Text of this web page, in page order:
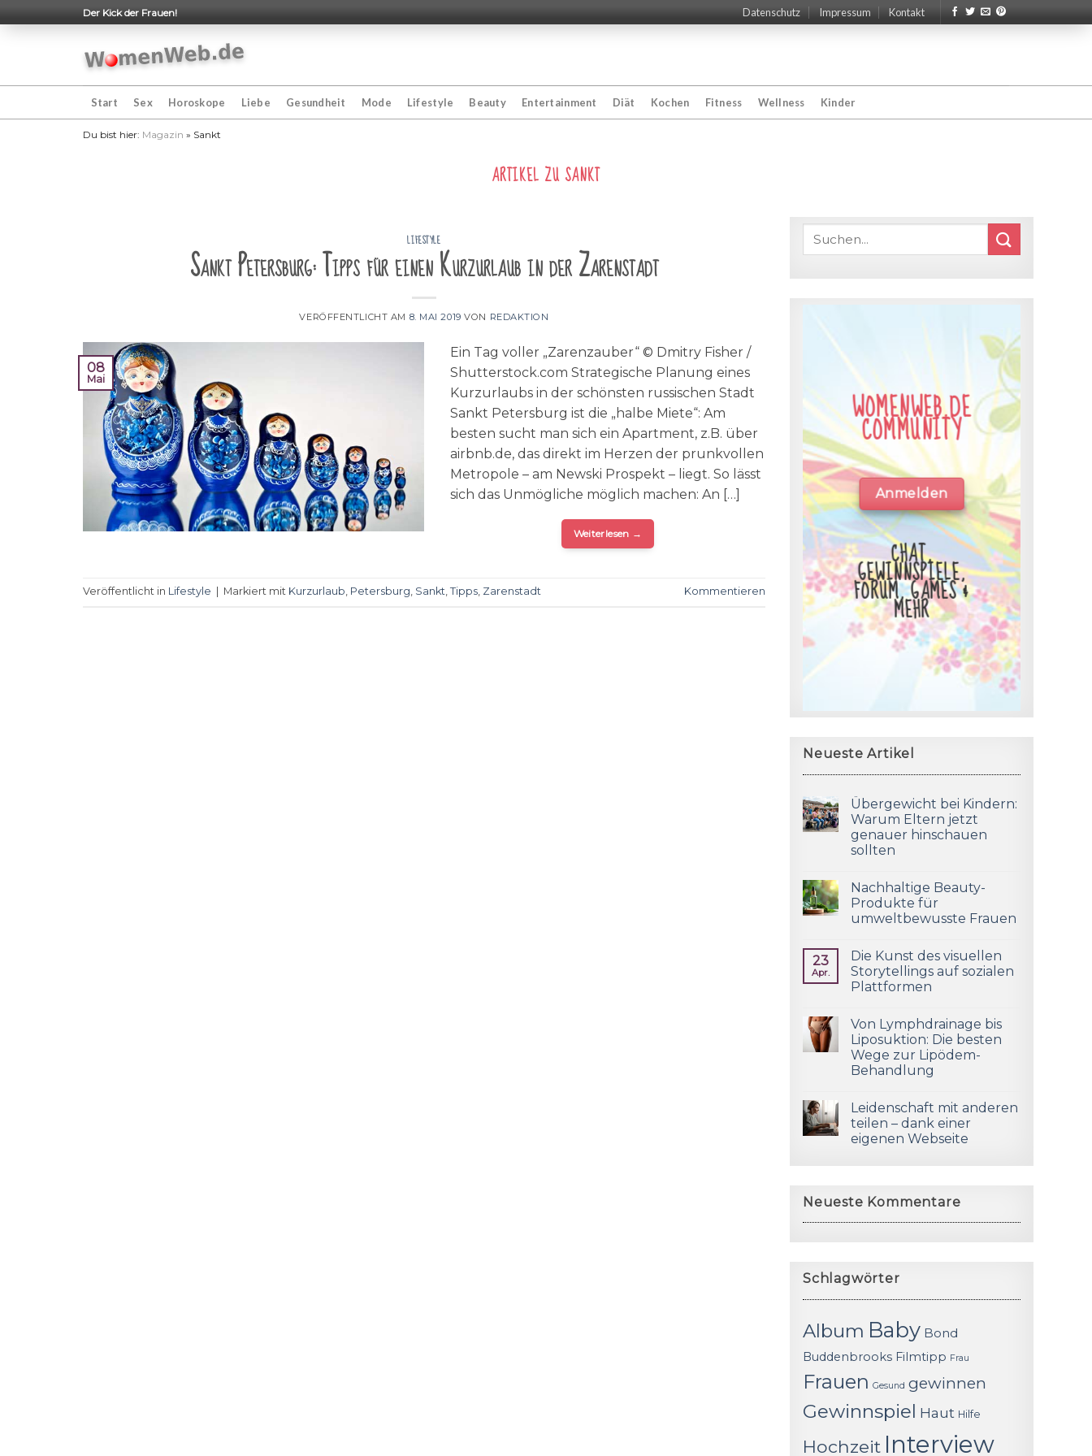
to
Der Kick der Frauen! Datenschutz Impressum Kontakt
Start Sex Horoskope Liebe Gesundheit Mode Lifestyle Beauty Entertainment Diät Kochen Fitness Wellness Kinder
Du bist hier: Magazin » Sankt
ARTIKEL ZU SANKT
LIFESTYLE
Sankt Petersburg: Tipps für einen Kurzurlaub in der Zarenstadt
VERÖFFENTLICHT AM 8. MAI 2019 VON REDAKTION
08
Mai
Ein Tag voller „Zarenzauber“ © Dmitry Fisher /
Shutterstock.com Strategische Planung eines
Kurzurlaubs in der schönsten russischen Stadt
Sankt Petersburg ist die „halbe Miete“: Am
besten sucht man sich ein Apartment, z.B. über
airbnb.de, das direkt im Herzen der prunkvollen
Metropole – am Newski Prospekt – liegt. So lässt
sich das Unmögliche möglich machen: An […]
Weiterlesen →
Veröffentlicht in Lifestyle Markiert mit Kurzurlaub, Petersburg, Sankt, Tipps, Zarenstadt Kommentieren
WOMENWEB.DE
COMMUNITY
Anmelden
CHAT,
GEWINNSPIELE,
FORUM, GAMES &
MEHR
Neueste Artikel
Übergewicht bei Kindern:
Warum Eltern jetzt
genauer hinschauen
sollten
Nachhaltige Beauty-
Produkte für
umweltbewusste Frauen
23
Apr.
Die Kunst des visuellen
Storytellings auf sozialen
Plattformen
Von Lymphdrainage bis
Liposuktion: Die besten
Wege zur Lipödem-
Behandlung
Leidenschaft mit anderen
teilen – dank einer
eigenen Webseite
Neueste Kommentare
Schlagwörter
Album Baby Bond
Buddenbrooks Filmtipp Frau
Frauen Gesund gewinnen
Gewinnspiel Haut Hilfe
Hochzeit Interview